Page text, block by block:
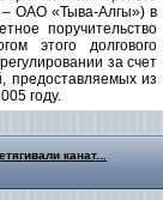
– ОАО «Тыва-Алгы») в
поручительство
этого долгового
за счет
предоставляемых из
году.
канат...